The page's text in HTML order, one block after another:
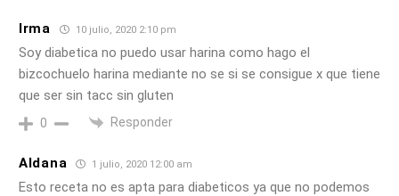
Irma 10 julio, 2020 2:10 pm
Soy diabetica no puedo usar harina como hago el
bizcochuelo harina mediante no se si se consigue x que tiene
que ser sin tacc sin gluten
0 Responder
Aldana 1 julio, 2020 12:00 am
Esto receta no es apta para diabeticos ya que no podemos